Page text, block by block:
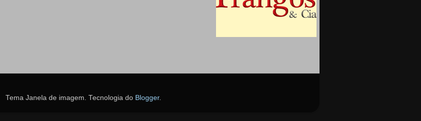
Tema Janela de imagem. Tecnologia do Blogger.